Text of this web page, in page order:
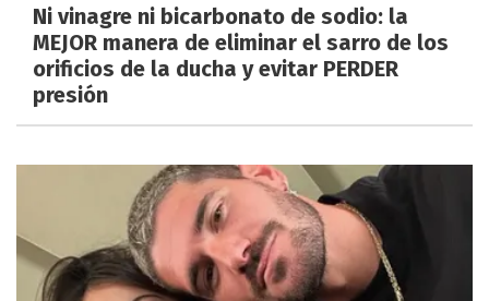
Ni vinagre ni bicarbonato de sodio: la
MEJOR manera de eliminar el sarro de los
orificios de la ducha y evitar PERDER
presión